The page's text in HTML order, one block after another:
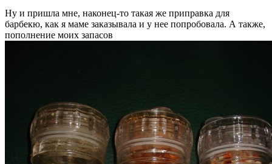
Ну и пришла мне, наконец-то такая же приправка для
барбекю, как я маме заказывала и у нее попробовала. А также,
пополнение моих запасов